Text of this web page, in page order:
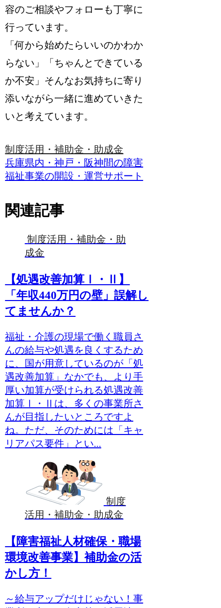
容のご相談やフォローも丁寧に
行っています。
「何から始めたらいいのかわか
らない」「ちゃんとできている
か不安」そんなお気持ちに寄り
添いながら一緒に進めていきた
いと考えています。
制度活用・補助金・助成金
兵庫県内・神戸・阪神間の障害
福祉事業の開設・運営サポート
関連記事
制度活用・補助金・助
成金
【処遇改善加算Ⅰ・Ⅱ】
「年収440万円の壁」誤解し
てませんか？
福祉・介護の現場で働く職員さ
んの給与や処遇を良くするため
に、国が用意しているのが「処
遇改善加算」なかでも、より手
厚い加算が受けられる処遇改善
加算Ⅰ・Ⅱは、多くの事業所さ
んが目指したいところですよ
ね。ただ、そのためには「キャ
リアパス要件」とい...
制度
活用・補助金・助成金
【障害福祉人材確保・職場
環境改善事業】補助金の活
かし方！
～給与アップだけじゃない！事